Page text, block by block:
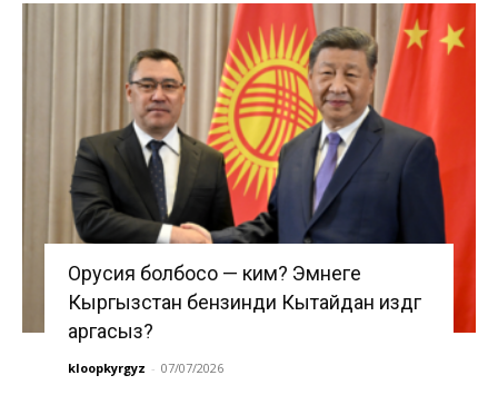
Орусия болбосо — ким? Эмнеге
Кыргызстан бензинди Кытайдан издөөгө
аргасыз?
kloopkyrgyz - 07/07/2026